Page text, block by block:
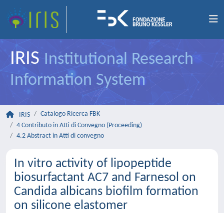
IRIS Institutional Research
Information System
IRIS
Catalogo Ricerca FBK
4 Contributo in Atti di Convegno (Proceeding)
4.2 Abstract in Atti di convegno
In vitro activity of lipopeptide
biosurfactant AC7 and Farnesol on
Candida albicans biofilm formation
on silicone elastomer